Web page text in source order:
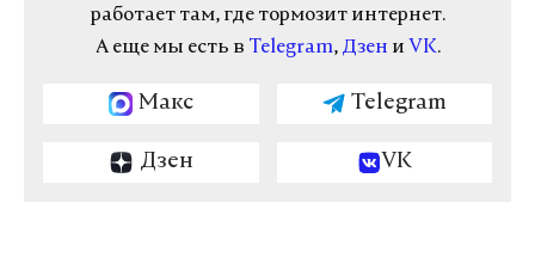
работает там, где тормозит интернет.
А еще мы есть в Telegram, Дзен и VK.
Макс Telegram
Дзен VK